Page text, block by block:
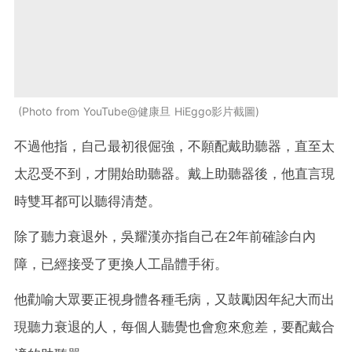
Photo from YouTube@健康旦 HiEggo影片截圖
不過他指，自己最初很倔強，不願配戴助聽器，直至太
太忍受不到，才開始助聽器。戴上助聽器後，他直言現
時雙耳都可以聽得清楚。
除了聽力衰退外，吳耀漢亦指自己在2年前確診白內
障，已經接受了更換人工晶體手術。
他勸喻大眾要正視身體各種毛病，又鼓勵因年紀大而出
現聽力衰退的人，每個人聽覺也會愈來愈差，要配戴合